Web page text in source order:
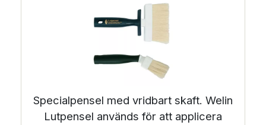
Specialpensel med vridbart skaft. Welin
Lutpensel används för att applicera